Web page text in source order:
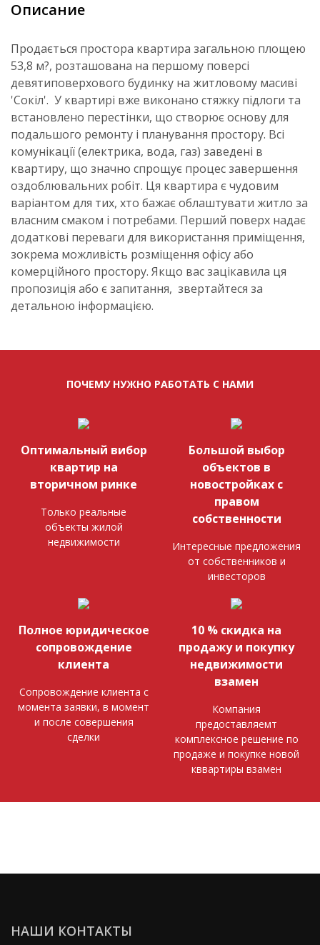
Описание
Продається простора квартира загальною площею
53,8 м?, розташована на першому поверсі
девятиповерхового будинку на житловому масиві
'Сокіл'. У квартирі вже виконано стяжку підлоги та
встановлено перестінки, що створює основу для
подальшого ремонту і планування простору. Всі
комунікації (електрика, вода, газ) заведені в
квартиру, що значно спрощує процес завершення
оздоблювальних робіт. Ця квартира є чудовим
варіантом для тих, хто бажає облаштувати житло за
власним смаком і потребами. Перший поверх надає
додаткові переваги для використання приміщення,
зокрема можливість розміщення офісу або
комерційного простору. Якщо вас зацікавила ця
пропозиція або є запитання, звертайтеся за
детальною інформацією.
ПОЧЕМУ НУЖНО РАБОТАТЬ С НАМИ
Оптимальный вибор
квартир на
вторичном ринке
Только реальные
объекты жилой
недвижимости
Большой выбор
объектов в
новостройках с
правом
собственности
Интересные предложения
от собственников и
инвесторов
Полное юридическое
сопровождение
клиента
Сопровождение клиента с
момента заявки, в момент
и после совершения
сделки
10 % скидка на
продажу и покупку
недвижимости
взамен
Компания
предоставляемт
комплексное решение по
продаже и покупке новой
кввартиры взамен
НАШИ КОНТАКТЫ